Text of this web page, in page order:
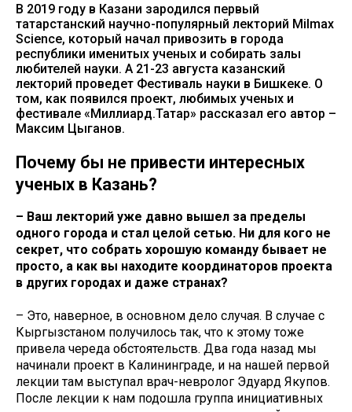
В 2019 году в Казани зародился первый
татарстанский научно-популярный лекторий Milmax
Science, который начал привозить в города
республики именитых ученых и собирать залы
любителей науки. А 21-23 августа казанский
лекторий проведет Фестиваль науки в Бишкеке. О
том, как появился проект, любимых ученых и
фестивале «Миллиард.Татар» рассказал его автор –
Максим Цыганов.
Почему бы не привести интересных
ученых в Казань?
– Ваш лекторий уже давно вышел за пределы
одного города и стал целой сетью. Ни для кого не
секрет, что собрать хорошую команду бывает не
просто, а как вы находите координаторов проекта
в других городах и даже странах?
– Это, наверное, в основном дело случая. В случае с
Кыргызстаном получилось так, что к этому тоже
привела череда обстоятельств. Два года назад мы
начинали проект в Калининграде, и на нашей первой
лекции там выступал врач-невролог Эдуард Якупов.
После лекции к нам подошла группа инициативных